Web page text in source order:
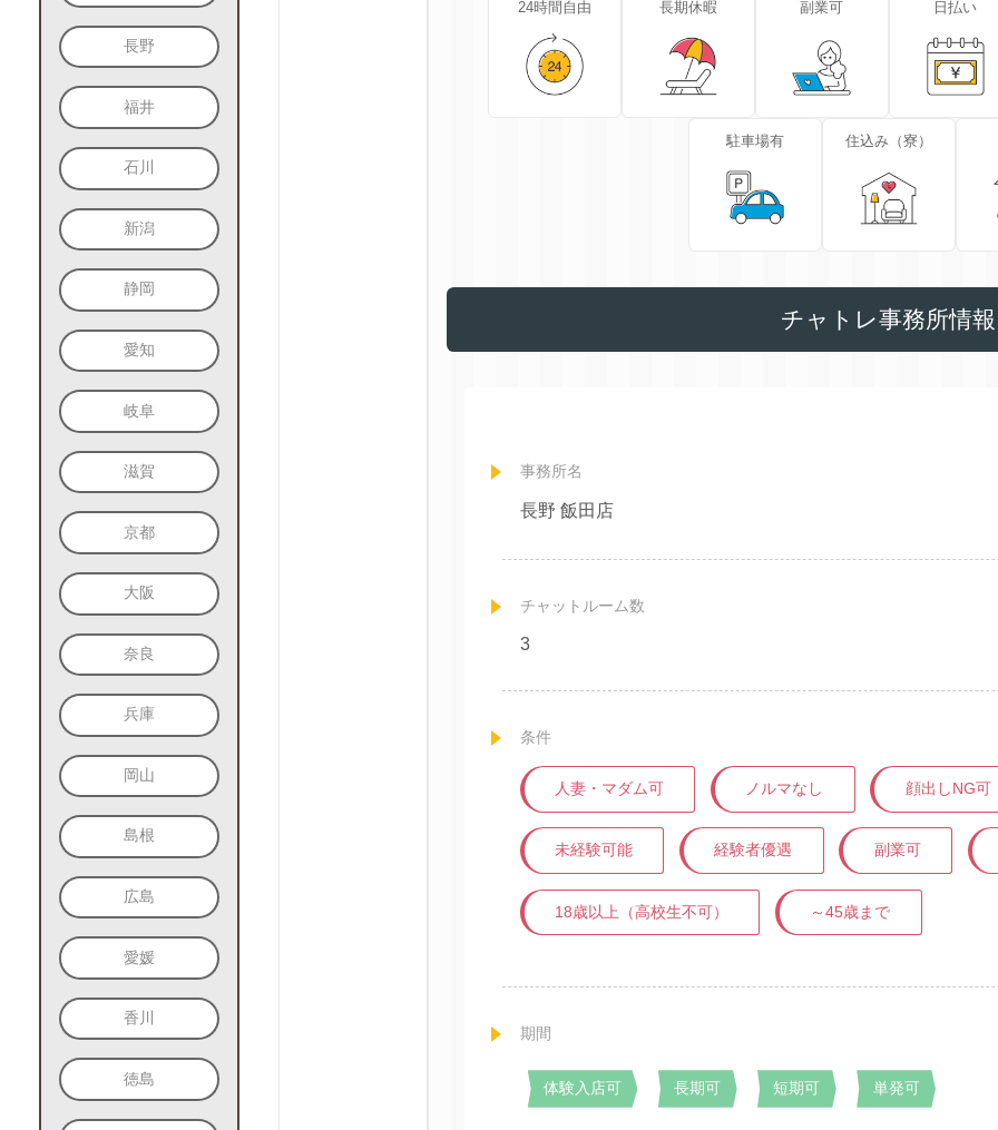
長野
福井
石川
新潟
静岡
愛知
岐阜
滋賀
京都
大阪
奈良
兵庫
岡山
島根
広島
愛媛
香川
徳島
24時間自由 長期休暇 副業可 日払い
駐車場有 住込み（寮）
チャトレ事務所情報
事務所名
長野 飯田店
チャットルーム数
3
条件
人妻・マダム可 ノルマなし 顔出しNG可
未経験可能 経験者優遇 副業可
18歳以上（高校生不可） ～45歳まで
期間
体験入店可 長期可 短期可 単発可